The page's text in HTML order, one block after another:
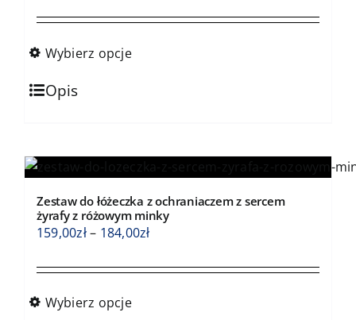
od
Wybierz opcje
Ten
produkt
wariantów.
można
wybrać
stronie
produktu
Opis
Zestaw do łóżeczka z ochraniaczem z sercem
żyrafy z różowym minky
159,00zł– 184,00złZakres
od
Wybierz opcje